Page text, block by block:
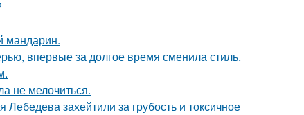
мандарин.
впервые за долгое время сменила стиль.
не мелочиться.
захейтили за грубость и токсичное